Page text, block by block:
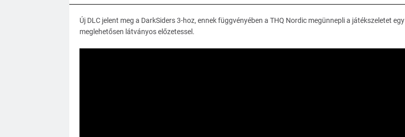
Új DLC jelent meg a DarkSiders 3-hoz, ennek függvényében a THQ Nordic megünnepli a játékszeletet egy
meglehetősen látványos előzetessel.